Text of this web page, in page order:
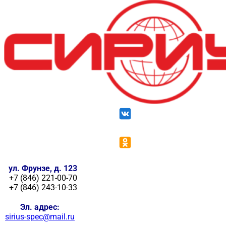
ул. Фрунзе, д. 123
+7 (846) 221-00-70
+7 (846) 243-10-33
Эл. адрес:
sirius-spec@mail.ru